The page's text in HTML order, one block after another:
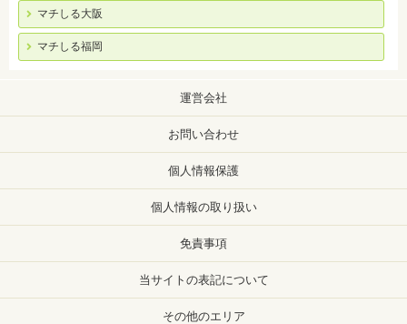
マチしる大阪
マチしる福岡
運営会社
お問い合わせ
個人情報保護
個人情報の取り扱い
免責事項
当サイトの表記について
その他のエリア